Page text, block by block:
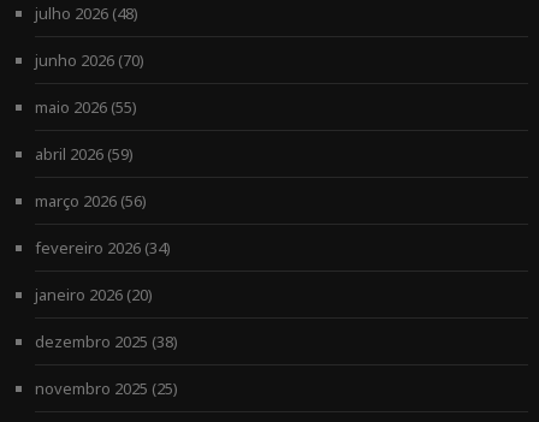
julho 2026(48)
junho 2026(70)
maio 2026(55)
abril 2026(59)
março 2026(56)
fevereiro 2026(34)
janeiro 2026(20)
dezembro 2025 (38)
novembro 2025 (25)